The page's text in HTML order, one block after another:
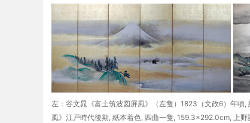
左：谷文晁《富士筑波図屏風》（左隻）1823（文政6）年頃
風》江戸時代後期, 紙本着色, 四曲一隻, 159.3×292.0cm, 上野